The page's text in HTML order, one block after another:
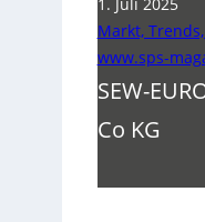
Markt,
www.sps-
SEW-
Co KG